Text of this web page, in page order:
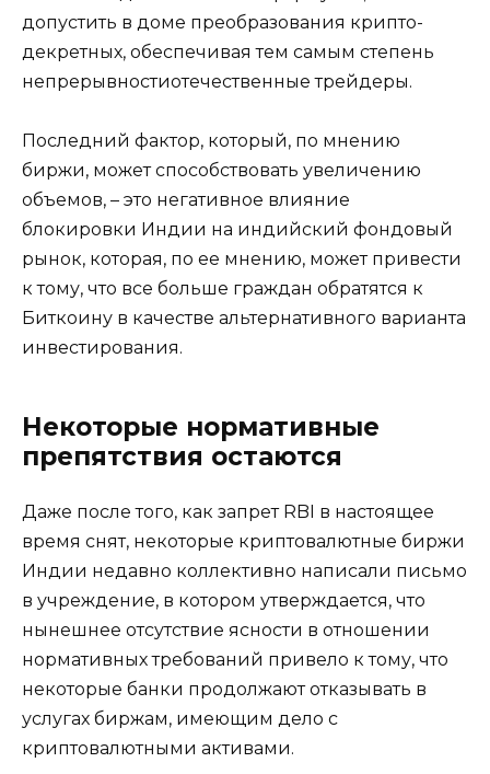
допустить в доме преобразования крипто-
декретных, обеспечивая тем самым степень
непрерывностиотечественные трейдеры.
Последний фактор, который, по мнению
биржи, может способствовать увеличению
объемов, – это негативное влияние
блокировки Индии на индийский фондовый
рынок, которая, по ее мнению, может привести
к тому, что все больше граждан обратятся к
Биткоину в качестве альтернативного варианта
инвестирования.
Некоторые нормативные
препятствия остаются
Даже после того, как запрет RBI в настоящее
время снят, некоторые криптовалютные биржи
Индии недавно коллективно написали письмо
в учреждение, в котором утверждается, что
нынешнее отсутствие ясности в отношении
нормативных требований привело к тому, что
некоторые банки продолжают отказывать в
услугах биржам, имеющим дело с
криптовалютными активами.